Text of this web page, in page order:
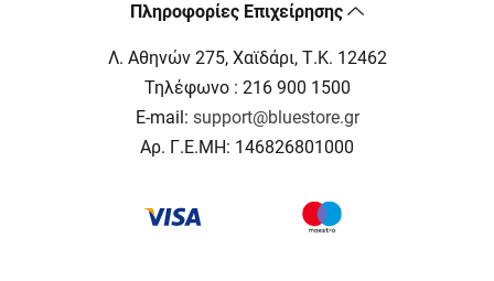
Πληροφορίες Επιχείρησης
Λ. Αθηνών 275, Χαϊδάρι, Τ.Κ. 12462
Τηλέφωνο : 216 900 1500
E-mail: support@bluestore.gr
Αρ. Γ.Ε.ΜΗ: 146826801000